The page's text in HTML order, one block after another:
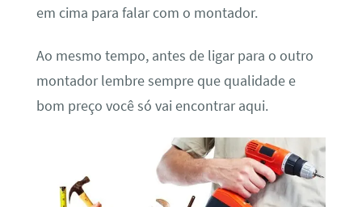
em cima para falar com o montador.
Ao mesmo tempo, antes de ligar para o outro
montador lembre sempre que qualidade e
bom preço você só vai encontrar aqui.